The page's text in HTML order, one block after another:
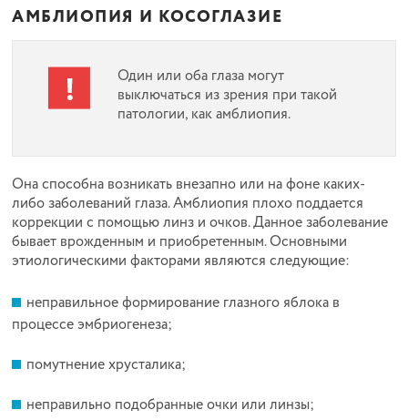
АМБЛИОПИЯ И КОСОГЛАЗИЕ
Один или оба глаза могут
выключаться из зрения при такой
патологии, как амблиопия.
Она способна возникать внезапно или на фоне каких-
либо заболеваний глаза. Амблиопия плохо поддается
коррекции с помощью линз и очков. Данное заболевание
бывает врожденным и приобретенным. Основными
этиологическими факторами являются следующие:
неправильное формирование глазного яблока в
процессе эмбриогенеза;
помутнение хрусталика;
неправильно подобранные очки или линзы;